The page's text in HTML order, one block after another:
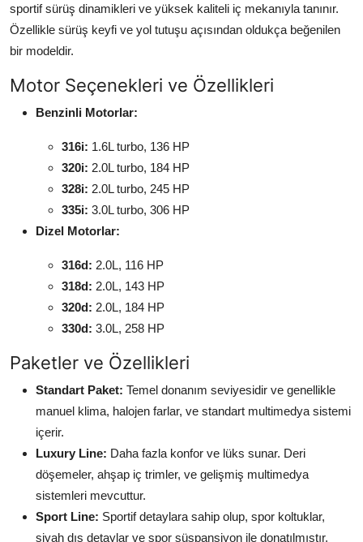
sportif sürüş dinamikleri ve yüksek kaliteli iç mekanıyla tanınır.
Özellikle sürüş keyfi ve yol tutuşu açısından oldukça beğenilen
bir modeldir.
Motor Seçenekleri ve Özellikleri
Benzinli Motorlar:
316i: 1.6L turbo, 136 HP
320i: 2.0L turbo, 184 HP
328i: 2.0L turbo, 245 HP
335i: 3.0L turbo, 306 HP
Dizel Motorlar:
316d: 2.0L, 116 HP
318d: 2.0L, 143 HP
320d: 2.0L, 184 HP
330d: 3.0L, 258 HP
Paketler ve Özellikleri
Standart Paket: Temel donanım seviyesidir ve genellikle
manuel klima, halojen farlar, ve standart multimedya sistemi
içerir.
Luxury Line: Daha fazla konfor ve lüks sunar. Deri
döşemeler, ahşap iç trimler, ve gelişmiş multimedya
sistemleri mevcuttur.
Sport Line: Sportif detaylara sahip olup, spor koltuklar,
siyah dış detaylar ve spor süspansiyon ile donatılmıştır.